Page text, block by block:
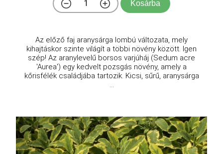
Kosárba
Az előző faj aranysárga lombú változata, mely
kihajtáskor szinte világít a többi növény között. Igen
szép! Az aranylevelű borsos varjúháj (Sedum acre
'Aurea') egy kedvelt pozsgás növény, amely a
kőrisfélék családjába tartozik. Kicsi, sűrű, aranysárga
...